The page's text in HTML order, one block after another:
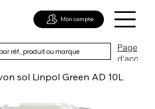
Page
d'acc
Mon compte
sol Linpol Green AD 10L